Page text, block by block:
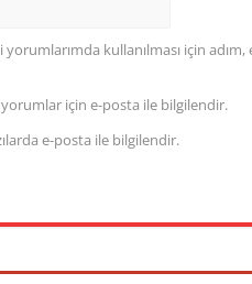
kullanılması için
için e-posta ile bilgilendir.
e-posta ile bilgilendir.